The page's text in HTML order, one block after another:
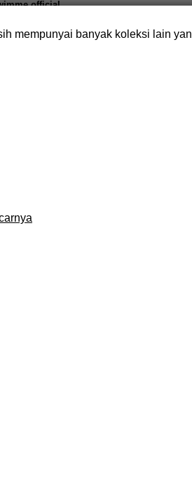
mempunyai banyak koleksi lain